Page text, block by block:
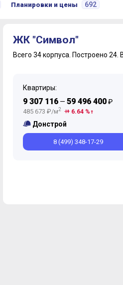
Планировки и цены 692
Апрель
Январь
Октябрь
Декабрь Ноябрь Октябрь
Январь
Декабрь Ноябрь Сентябрь
Декабрь Ноябрь Сентябрь
ЖК "Символ"
Всего 34 корпуса. Построено 24.
Квартиры:
9 307 116— 59 496 400₽
485 673 ₽/м2 + 6.64 %
Донстрой
8 (499) 348-17-29